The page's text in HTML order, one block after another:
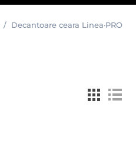
/ Decantoare ceara Linea·PRO